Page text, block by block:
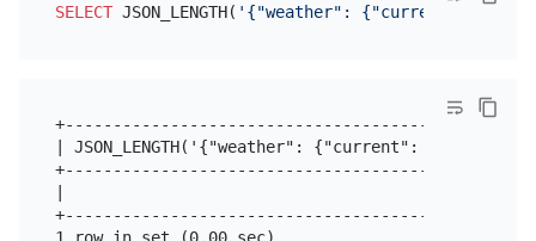
SELECT JSON_LENGTH( '{"weather": {"current":
| JSON_LENGTH('{"weather": {"current":